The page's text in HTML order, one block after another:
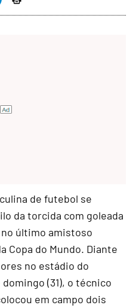
de futebol se
da torcida com goleada
no último amistoso
Copa do Mundo. Diante
no estádio do
(31), o técnico
em campo dois